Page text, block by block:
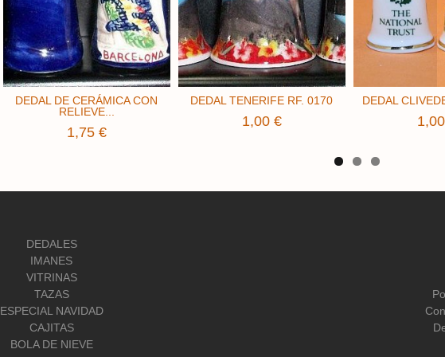
DEDAL DE CERÁMICA CON
RELIEVE...
1,75 €
DEDAL TENERIFE RF. 0170
1,00 €
DEDAL
DEDALES
IMANES
VITRINAS
TAZAS
ESPECIAL NAVIDAD
CAJITAS
BOLA DE NIEVE